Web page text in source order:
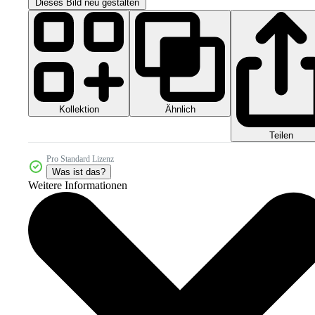
Dieses Bild neu gestalten
Kollektion Ähnlich
Teilen
Pro Standard Lizenz
Was ist das?
Weitere Informationen